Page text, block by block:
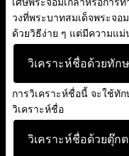
วงที่พระบาทสมเด็จพระจอ
ด้วยวิธีง่าย ๆ แต่มีความแ
วิเคราะห์ชื่อด้วยทัก
การวิเคราะห์ชื่อนี้ จะใช้ทั
วิเคราะห์ชื่อ
วิเคราะห์ชื่อด้วยตุ๊ก